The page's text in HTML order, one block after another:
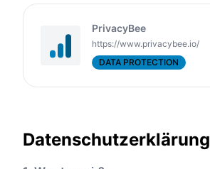
PrivacyBee
https://www.privacybee.io/
DATA PROTECTION
Datenschutzerklärung